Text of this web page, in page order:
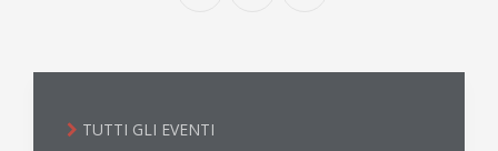
TUTTI GLI EVENTI